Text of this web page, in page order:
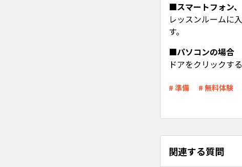
■スマートフォン
レッスンルームに
す。
■パソコンの場合
ドアをクリックす
# 準備 # 無料体験
関連する質問